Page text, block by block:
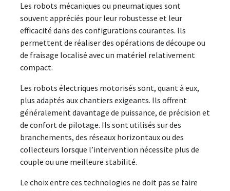
Les robots mécaniques ou pneumatiques sont
souvent appréciés pour leur robustesse et leur
efficacité dans des configurations courantes. Ils
permettent de réaliser des opérations de découpe ou
de fraisage localisé avec un matériel relativement
compact.
Les robots électriques motorisés sont, quant à eux,
plus adaptés aux chantiers exigeants. Ils offrent
généralement davantage de puissance, de précision et
de confort de pilotage. Ils sont utilisés sur des
branchements, des réseaux horizontaux ou des
collecteurs lorsque l’intervention nécessite plus de
couple ou une meilleure stabilité.
Le choix entre ces technologies ne doit pas se faire